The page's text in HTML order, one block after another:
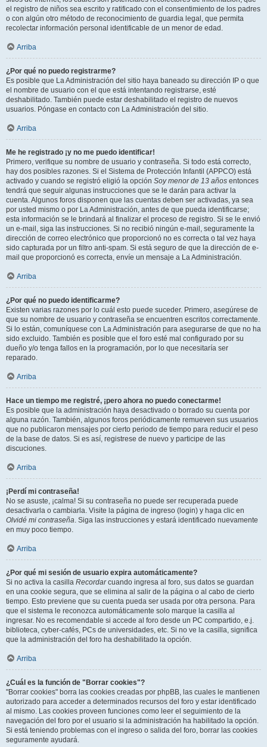
el registro de niños sea escrito y ratificado con el consentimiento de los padres
o con algún otro método de reconocimiento de guardia legal, que permita
recolectar información personal identificable de un menor de edad.
Arriba
¿Por qué no puedo registrarme?
Es posible que La Administración del sitio haya baneado su dirección IP o que
el nombre de usuario con el que está intentando registrarse, esté
deshabilitado. También puede estar deshabilitado el registro de nuevos
usuarios. Póngase en contacto con La Administración del sitio.
Arriba
Me he registrado ¡y no me puedo identificar!
Primero, verifique su nombre de usuario y contraseña. Si todo está correcto,
hay dos posibles razones. Si el Sistema de Protección Infantil (APPCO) está
activado y cuando se registró eligió la opción Soy menor de 13 años entonces
tendrá que seguir algunas instrucciones que se le darán para activar la
cuenta. Algunos foros disponen que las cuentas deben ser activadas, ya sea
por usted mismo o por La Administración, antes de que pueda identificarse;
esta información se le brindará al finalizar el proceso de registro. Si se le envió
un e-mail, siga las instrucciones. Si no recibió ningún e-mail, seguramente la
dirección de correo electrónico que proporcionó no es correcta o tal vez haya
sido capturada por un filtro anti-spam. Si está seguro de que la dirección de e-
mail que proporcionó es correcta, envíe un mensaje a La Administración.
Arriba
¿Por qué no puedo identificarme?
Existen varias razones por lo cuál esto puede suceder. Primero, asegúrese de
que su nombre de usuario y contraseña se encuentren escritos correctamente.
Si lo están, comuníquese con La Administración para asegurarse de que no ha
sido excluido. También es posible que el foro esté mal configurado por su
dueño y/o tenga fallos en la programación, por lo que necesitaría ser
reparado.
Arriba
Hace un tiempo me registré, ¡pero ahora no puedo conectarme!
Es posible que la administración haya desactivado o borrado su cuenta por
alguna razón. También, algunos foros periódicamente remueven sus usuarios
que no publicaron mensajes por cierto periodo de tiempo para reducir el peso
de la base de datos. Si es así, registrese de nuevo y participe de las
discuciones.
Arriba
¡Perdí mi contraseña!
No se asuste, ¡calma! Si su contraseña no puede ser recuperada puede
desactivarla o cambiarla. Visite la página de ingreso (login) y haga clic en
Olvidé mi contraseña. Siga las instrucciones y estará identificado nuevamente
en muy poco tiempo.
Arriba
¿Por qué mi sesión de usuario expira automáticamente?
Si no activa la casilla Recordarcuando ingresa al foro, sus datos se guardan
en una cookie segura, que se elimina al salir de la página o al cabo de cierto
tiempo. Esto previene que su cuenta pueda ser usada por otra persona. Para
que el sistema le reconozca automáticamente solo marque la casilla al
ingresar. No es recomendable si accede al foro desde un PC compartido, e.j.
biblioteca, cyber-cafés, PCs de universidades, etc. Si no ve la casilla, significa
que la administración del foro ha deshabilitado la opción.
Arriba
¿Cuál es la función de "Borrar cookies"?
"Borrar cookies" borra las cookies creadas por phpBB, las cuales le mantienen
autorizado para acceder a determinados recursos del foro y estar identificado
al mismo. Las cookies proveen funciones como leer el seguimiento de la
navegación del foro por el usuario si la administración ha habilitado la opción.
Si está teniendo problemas con el ingreso o salida del foro, borrar las cookies
seguramente ayudará.